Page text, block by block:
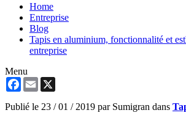
Home
Entreprise
Blog
Tapis en aluminium, fonctionnalité et
entreprise
Menu
Facebook
Email
Publié le 23 / 01 / 2019 par Sumigran dans